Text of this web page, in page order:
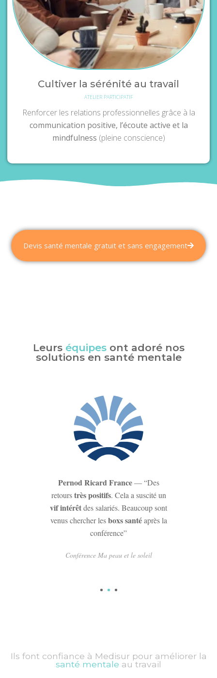
Cultiver la sérénité au travail
ATELIER PARTICIPATIF
Renforcer les relations professionnelles grâce à la
communication positive, l’écoute active et la
mindfulness (pleine conscience)
Devis santé mentale gratuit et sans engagement
Leurs équipes ont adoré nos
solutions en santé mentale
Pernod Ricard France— “Des
retourstrès positifs. Cela a suscité un
vif intérêtdes salariés. Beaucoup sont
venus chercher lesboxs santéaprès la
conférence”
Conférence Ma peau et le soleil
Ils font confiance à Medisur pour améliorer la
santé mentale au travail